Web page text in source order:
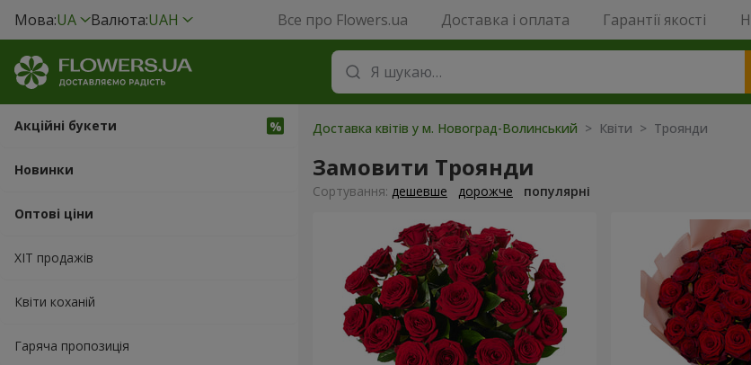
Мова:UA Валюта:UAH Все про Flowers.ua Доставка і оплата Гарантії якості
Акційні букети
Новинки
Оптові ціни
ХІТ продажів
Квіти коханій
Гаряча пропозиція
Доставка квітів у м. Новоград-Волинський > Квіти > Троянди
Замовити Троянди
Сортування: дешевше дорожче популярні